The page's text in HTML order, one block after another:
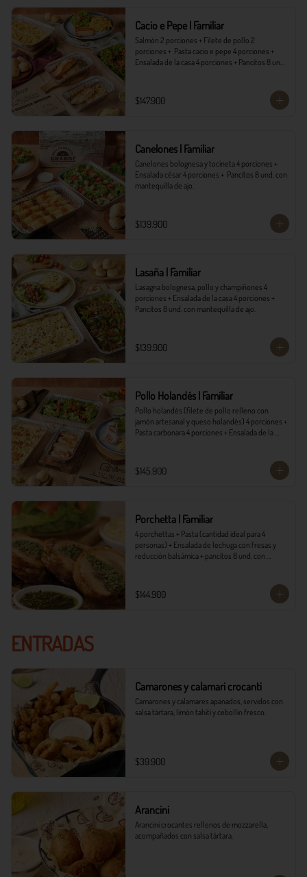
Cacio e Pepe | Familiar
Salmón 2 porciones + Filete de pollo 2
porciones +  Pasta cacio e pepe 4 porciones +
Ensalada de la casa 4 porciones + Pancitos 8 und.
$147.900
Canelones | Familiar
Canelones bolognesa y tocineta 4 porciones +
Ensalada césar 4 porciones +  Pancitos 8 und. con
mantequilla de ajo.
$139.900
Lasaña | Familiar
Lasagna bolognesa, pollo y champiñones 4
porciones + Ensalada de la casa 4 porciones +
Pancitos 8 und. con mantequilla de ajo.
$139.900
Pollo Holandés | Familiar
Pollo holandés (filete de pollo relleno con
jamón artesanal y queso holandés) 4 porciones +
Pasta carbonara 4 porciones + Ensalada de la
$145.900
Porchetta | Familiar
4 porchettas + Pasta (cantidad ideal para 4
personas) + Ensalada de lechuga con fresas y
reducción balsámica + pancitos 8 und. con
$144.900
ENTRADAS
Camarones y calamari crocanti
Camarones y calamares apanados, servidos con
salsa tártara, limón tahití y cebollín fresco.
$39.900
Arancini
Arancini crocantes rellenos de mozzarella,
acompañados con salsa tártara.